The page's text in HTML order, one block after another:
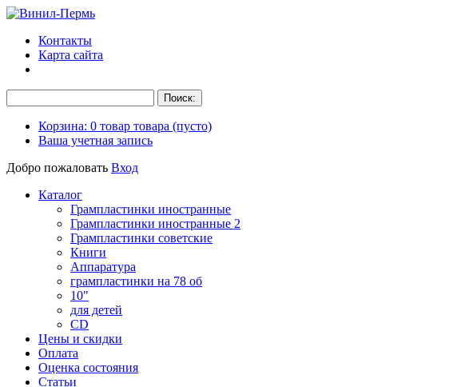
Контакты
Карта сайта
Корзина: 0 товар товара (пусто)
Ваша учетная запись
Добро пожаловать Вход
Каталог
Грампластинки иностранные
Грампластинки иностранные 2
Грампластинки советские
Книги
Аппаратура
грампластинки на 78 об
10"
для детей
CD
Цены и скидки
Оплата
Оценка состояния
Статьи